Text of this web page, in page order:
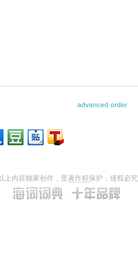
：
advanced order
上内容独家创作，受著作权保护，侵权必究